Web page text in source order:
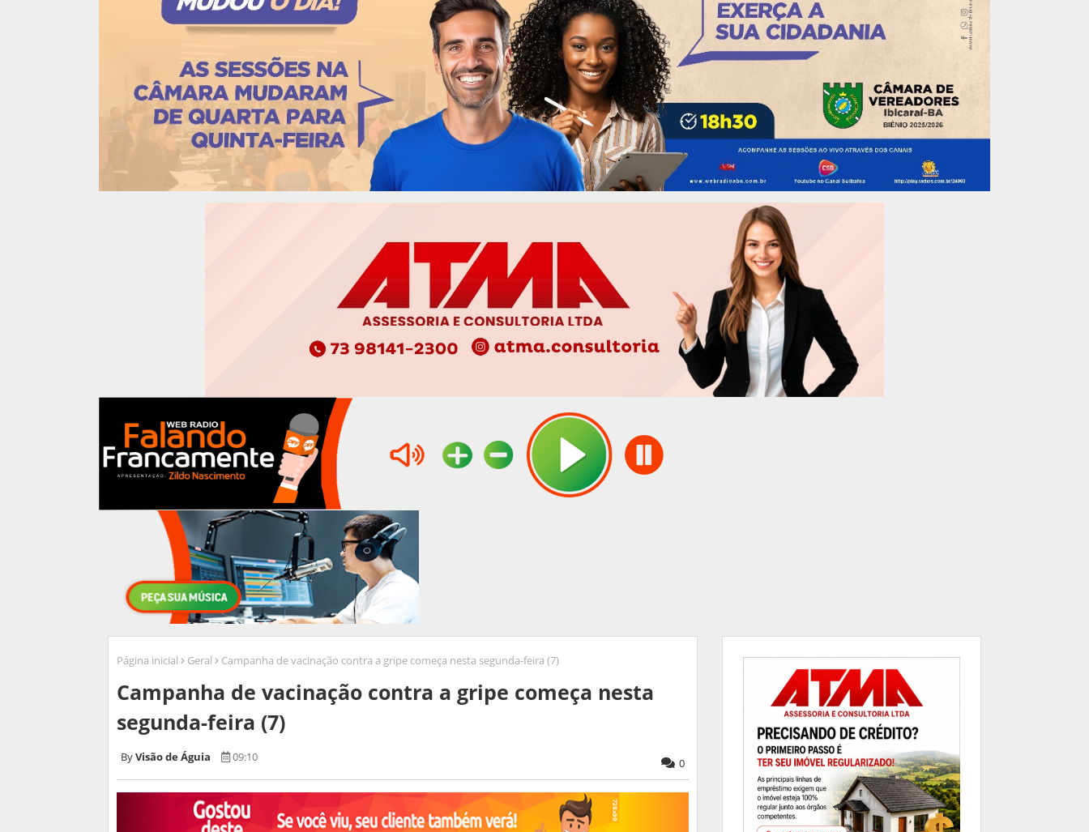
Página inicial Geral Campanha de vacinação contra a gripe começa nesta segunda-feira (7)
Campanha de vacinação contra a gripe começa nesta
segunda-feira (7)
Visão de Águia 09:10 0